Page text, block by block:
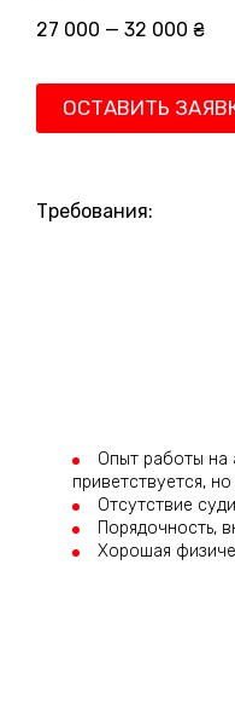
27 000 — 32 000 ₴
ОСТАВИТЬ
Требования:
Опыт работы на
приветствуется,
Отсутствие
Порядочность,
Хорошая